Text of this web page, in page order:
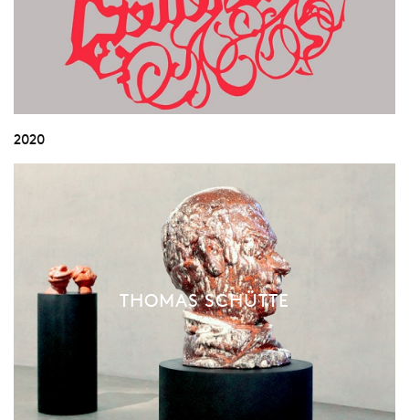
2020
THOMAS SCHÜTTE